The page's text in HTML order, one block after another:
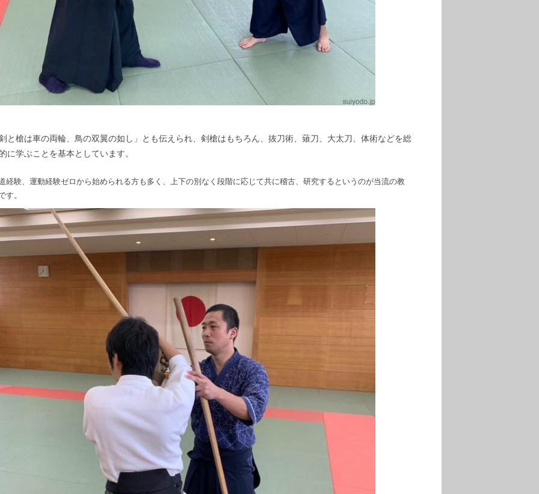
と槍は車の両輪、鳥の双翼の如し」とも伝えられ、剣槍はもちろん、 抜刀術、薙刀、大太刀、体術などを総
に学ぶことを基本としています。
経験、運動経験ゼロから始められる方も多く、上下の別なく段階に応じて共に稽古、研究するというのが当流の教
す。